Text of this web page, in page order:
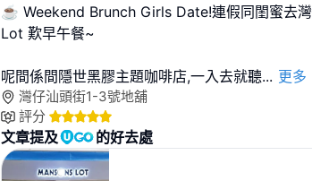
☕ Weekend Brunch Girls Date!連假同閨蜜去
Lot 歎早午餐~
呢間係間隱世黑膠主題咖啡店,一入去就聽... 更多
灣仔汕頭街1-3號地舖
評分
文章提及 的好去處